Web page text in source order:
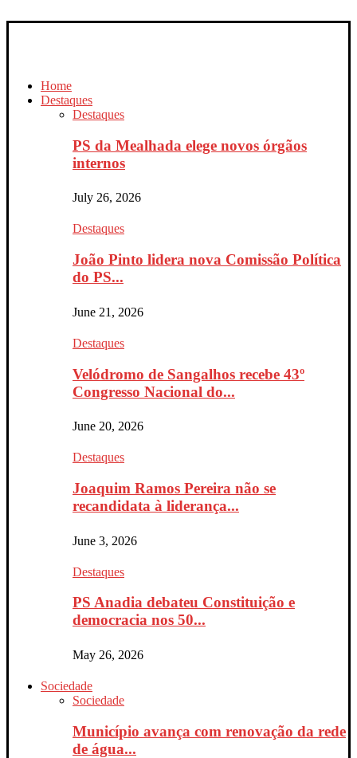
Home
Destaques
Destaques
PS da Mealhada elege novos órgãos
internos
July 26, 2026
Destaques
João Pinto lidera nova Comissão Política
do PS...
June 21, 2026
Destaques
Velódromo de Sangalhos recebe 43º
Congresso Nacional do...
June 20, 2026
Destaques
Joaquim Ramos Pereira não se
recandidata à liderança...
June 3, 2026
Destaques
PS Anadia debateu Constituição e
democracia nos 50...
May 26, 2026
Sociedade
Sociedade
Município avança com renovação da rede
de água...